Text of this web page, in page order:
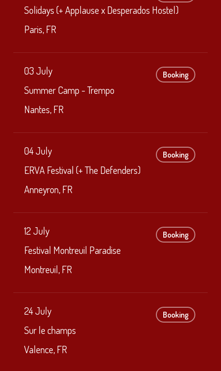
Solidays (+ Applause x Desperados Hostel)
Paris, FR
03 July
Summer Camp - Trempo
Nantes, FR
Booking
04 July
ERVA Festival (+ The Defenders)
Anneyron, FR
Booking
12 July
Festival Montreuil Paradise
Montreuil, FR
Booking
24 July
Sur le champs
Valence, FR
Booking